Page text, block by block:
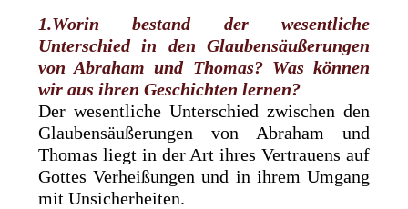
1.Worin bestand der wesentliche
Unterschied in den Glaubensäußerungen
von Abraham und Thomas? Was können
wir aus ihren Geschichten lernen?
Der wesentliche Unterschied zwischen den
Glaubensäußerungen von Abraham und
Thomas liegt in der Art ihres Vertrauens auf
Gottes Verheißungen und in ihrem Umgang
mit Unsicherheiten.